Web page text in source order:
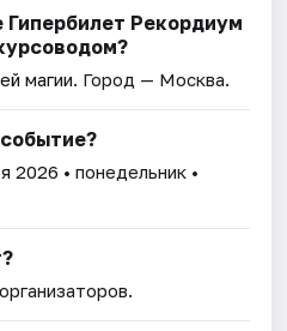
Гипербилет Рекордиум
магии. Город — Москва.
2026 • понедельник •